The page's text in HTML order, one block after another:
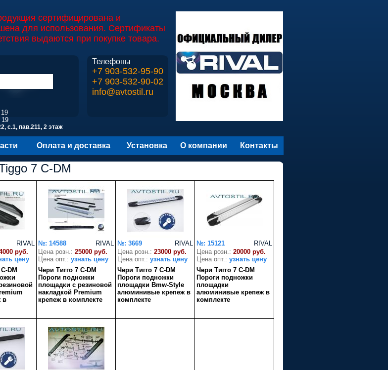
сертифицирована и
для использования. Сертификаты
выдаются при покупке товара.
Телефоны
+7 903-532-95-90
+7 903-532-90-02
info@avtostil.ru
с.1, пав.211, 2 этаж
Оплата и доставка Установка О компании Контакты
7 C-DM
RIVAL
руб.
цену
DM
в
RIVAL
№: 14588
Цена розн.: 25000 руб.
Цена опт.: узнать цену
Чери Тигго 7 C-DM
Пороги подножки
площадки с резиновой
накладкой Premium
крепеж в комплекте
RIVAL
№: 3669
Цена розн.: 23000 руб.
Цена опт.: узнать цену
Чери Тигго 7 C-DM
Пороги подножки
площадки Bmw-Style
алюминивые крепеж в
комплекте
RIVAL
№: 15121
Цена розн.: 20000 руб.
Цена опт.: узнать цену
Чери Тигго 7 C-DM
Пороги подножки
площадки
алюминивые крепеж в
комплекте